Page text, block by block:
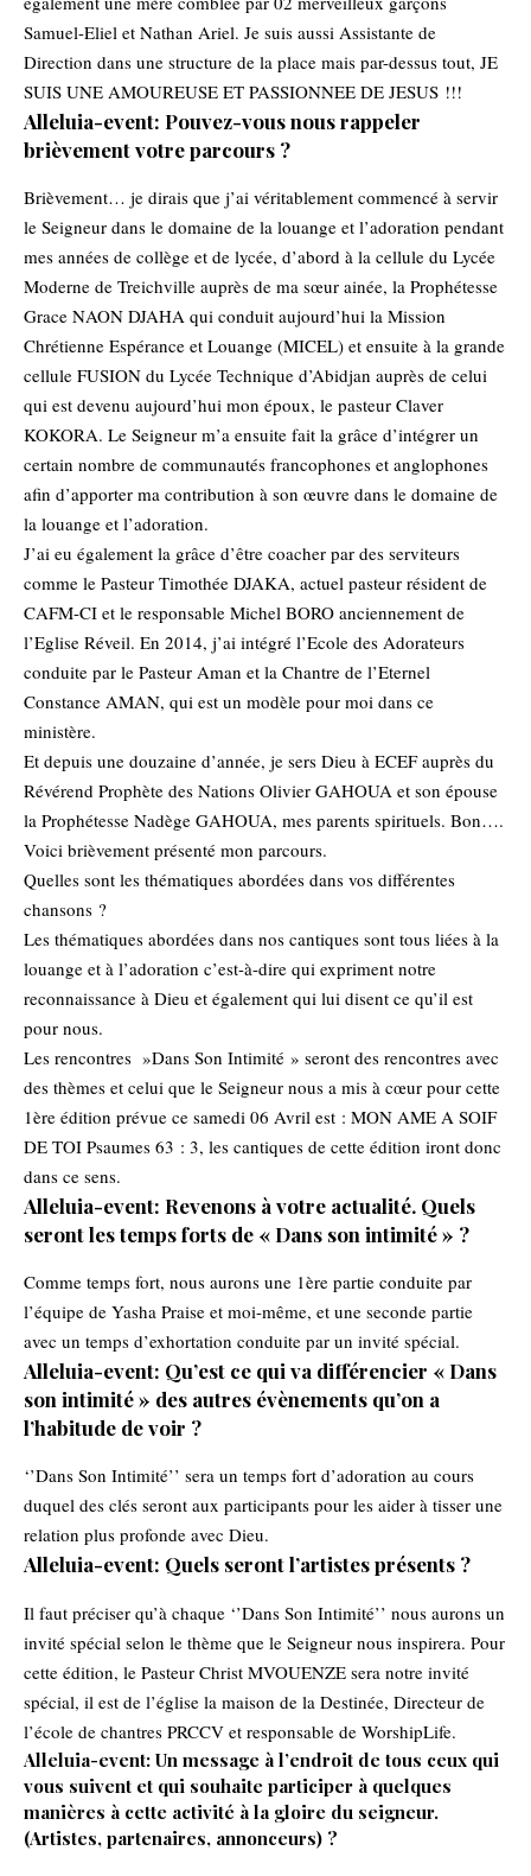
Samuel-Eliel et Nathan Ariel. Je suis aussi Assistante de
Direction dans une structure de la place mais par-dessus tout, JE
SUIS UNE AMOUREUSE ET PASSIONNEE DE JESUS !!!
Alleluia-event: Pouvez-vous nous rappeler
brièvement votre parcours ?
Brièvement… je dirais que j’ai véritablement commencé à servir
le Seigneur dans le domaine de la louange et l’adoration pendant
mes années de collège et de lycée, d’abord à la cellule du Lycée
Moderne de Treichville auprès de ma sœur ainée, la Prophétesse
Grace NAON DJAHA qui conduit aujourd’hui la Mission
Chrétienne Espérance et Louange (MICEL) et ensuite à la grande
cellule FUSION du Lycée Technique d’Abidjan auprès de celui
qui est devenu aujourd’hui mon époux, le pasteur Claver
KOKORA. Le Seigneur m’a ensuite fait la grâce d’intégrer un
certain nombre de communautés francophones et anglophones
afin d’apporter ma contribution à son œuvre dans le domaine de
la louange et l’adoration.
J’ai eu également la grâce d’être coacher par des serviteurs
comme le Pasteur Timothée DJAKA, actuel pasteur résident de
CAFM-CI et le responsable Michel BORO anciennement de
l’Eglise Réveil. En 2014, j’ai intégré l’Ecole des Adorateurs
conduite par le Pasteur Aman et la Chantre de l’Eternel
Constance AMAN, qui est un modèle pour moi dans ce
ministère.
Et depuis une douzaine d’année, je sers Dieu à ECEF auprès du
Révérend Prophète des Nations Olivier GAHOUA et son épouse
la Prophétesse Nadège GAHOUA, mes parents spirituels. Bon….
Voici brièvement présenté mon parcours.
Quelles sont les thématiques abordées dans vos différentes
chansons ?
Les thématiques abordées dans nos cantiques sont tous liées à la
louange et à l’adoration c’est-à-dire qui expriment notre
reconnaissance à Dieu et également qui lui disent ce qu’il est
pour nous.
Les rencontres »Dans Son Intimité » seront des rencontres avec
des thèmes et celui que le Seigneur nous a mis à cœur pour cette
1ère édition prévue ce samedi 06 Avril est : MON AME A SOIF
DE TOI Psaumes 63 : 3, les cantiques de cette édition iront donc
dans ce sens.
Alleluia-event: Revenons à votre actualité. Quels
seront les temps forts de « Dans son intimité » ?
Comme temps fort, nous aurons une 1ère partie conduite par
l’équipe de Yasha Praise et moi-même, et une seconde partie
avec un temps d’exhortation conduite par un invité spécial.
Alleluia-event: Qu’est ce qui va différencier « Dans
son intimité » des autres évènements qu’on a
l’habitude de voir ?
‘’Dans Son Intimité’’ sera un temps fort d’adoration au cours
duquel des clés seront aux participants pour les aider à tisser une
relation plus profonde avec Dieu.
Alleluia-event: Quels seront l’artistes présents ?
Il faut préciser qu’à chaque ‘’Dans Son Intimité’’ nous aurons un
invité spécial selon le thème que le Seigneur nous inspirera. Pour
cette édition, le Pasteur Christ MVOUENZE sera notre invité
spécial, il est de l’église la maison de la Destinée, Directeur de
l’école de chantres PRCCV et responsable de WorshipLife.
Alleluia-event: Un message à l’endroit de tous ceux qui
vous suivent et qui souhaite participer à quelques
manières à cette activité à la gloire du seigneur.
(Artistes, partenaires, annonceurs) ?